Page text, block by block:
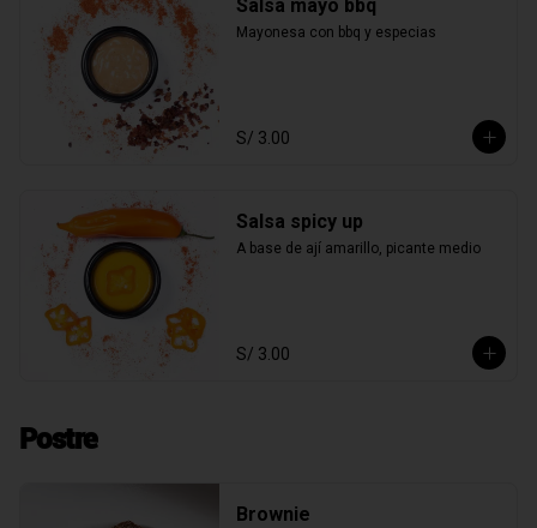
Salsa mayo bbq
Mayonesa con bbq y especias
S/ 3.00
Salsa spicy up
A base de ají amarillo, picante medio
S/ 3.00
Postre
Brownie